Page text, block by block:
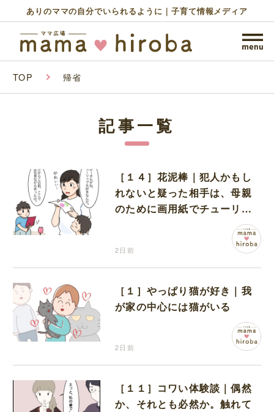
ありのママの自分でいられるように｜子育て情報メディア
TOP 帰省
記事一覧
［１４］花泥棒｜犯人かもし
れないと疑った相手は、母親
のために画用紙でチューリッ
プを作っていただけだった
2日前
［１］やっぱり猫が好き｜我
が家の中心には猫がいる
2日前
［１１］コワい体験談｜偶然
か、それとも必然か。触れて